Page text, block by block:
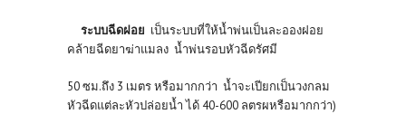
ระบบฉีดฝอย เป็นระบบที่ให้น้ำพ่นเป็นละอองฝอย
คล้ายฉีดยาฆ่าแมลง น้ำพ่นรอบหัวฉีดรัศมี
50 ซม.ถึง 3 เมตร หรือมากกว่า น้ำจะเปียกเป็นวงกลม
หัวฉีดแต่ละหัวปล่อยน้ำ ได้ 40-600 ลตรผหรือมากกว่า)